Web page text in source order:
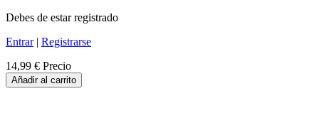
Debes de estar registrado
Entrar| Registrarse
14,99 € Precio
Añadir al carrito